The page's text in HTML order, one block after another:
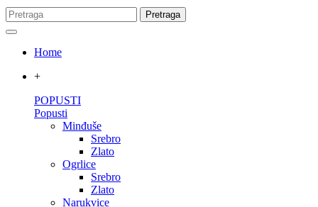
Pretraga
Home
+
POPUSTI
Popusti
Minđuše
Srebro
Zlato
Ogrlice
Srebro
Zlato
Narukvice